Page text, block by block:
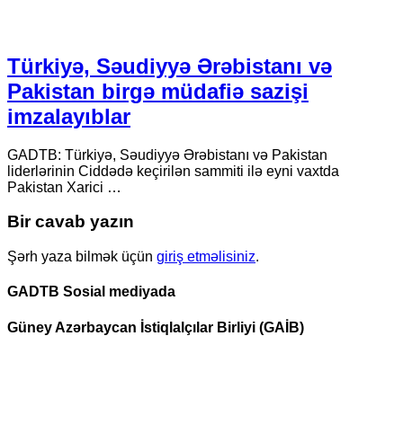
Türkiyə, Səudiyyə Ərəbistanı və
Pakistan birgə müdafiə sazişi
imzalayıblar
GADTB: Türkiyə, Səudiyyə Ərəbistanı və Pakistan
liderlərinin Ciddədə keçirilən sammiti ilə eyni vaxtda
Pakistan Xarici …
Bir cavab yazın
Şərh yaza bilmək üçün giriş etməlisiniz.
GADTB Sosial mediyada
Güney Azərbaycan İstiqlalçılar Birliyi (GAİB)